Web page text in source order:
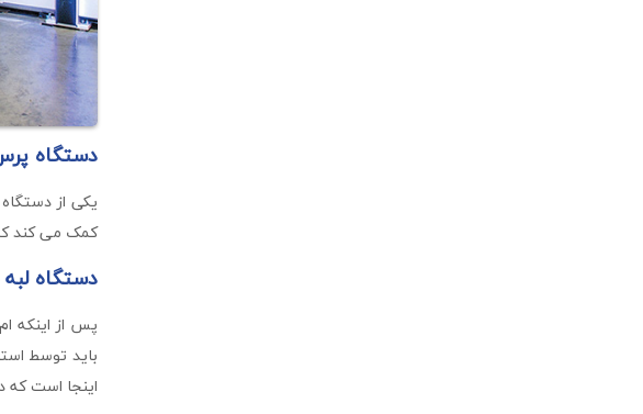
دستگاه
یکی از
کمک می کند
دستگاه
پس از اینکه
باید توسط
اینجا است که